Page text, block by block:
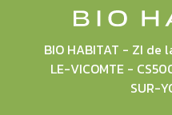
BIO HABITAT - ZI de
LE-VICOMTE -
SUR-